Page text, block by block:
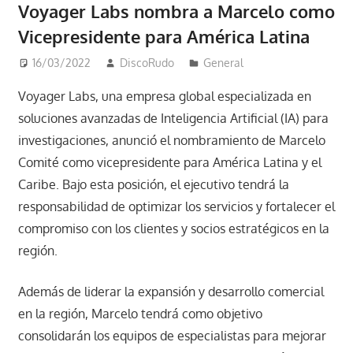
Voyager Labs nombra a Marcelo como
Vicepresidente para América Latina
16/03/2022 DiscoRudo General
Voyager Labs, una empresa global especializada en
soluciones avanzadas de Inteligencia Artificial (IA) para
investigaciones, anunció el nombramiento de Marcelo
Comité como vicepresidente para América Latina y el
Caribe. Bajo esta posición, el ejecutivo tendrá la
responsabilidad de optimizar los servicios y fortalecer el
compromiso con los clientes y socios estratégicos en la
región.
Además de liderar la expansión y desarrollo comercial
en la región, Marcelo tendrá como objetivo
consolidarán los equipos de especialistas para mejorar